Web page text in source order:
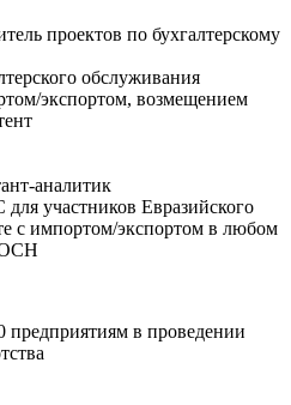
проектов по бухгалтерскому
обслуживания
экспортом, возмещением
аналитик
участников Евразийского
с импортом/экспортом в любом
ОСН
в проведении